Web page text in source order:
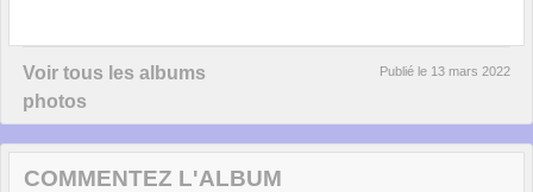
Voir tous les albums
photos
Publié le 13 mars 2022
COMMENTEZ L'ALBUM